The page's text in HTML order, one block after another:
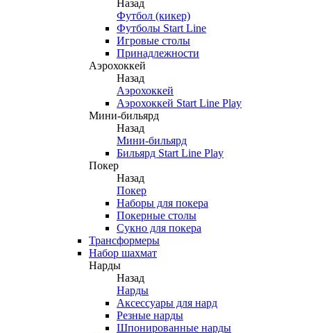
Назад
Футбол (кикер)
Футболы Start Line
Игровые столы
Принадлежности
Аэрохоккей
Назад
Аэрохоккей
Аэрохоккей Start Line Play
Мини-бильярд
Назад
Мини-бильярд
Бильярд Start Line Play
Покер
Назад
Покер
Наборы для покера
Покерные столы
Сукно для покера
Трансформеры
Набор шахмат
Нарды
Назад
Нарды
Аксессуары для нард
Резные нарды
Шпонированные нарды